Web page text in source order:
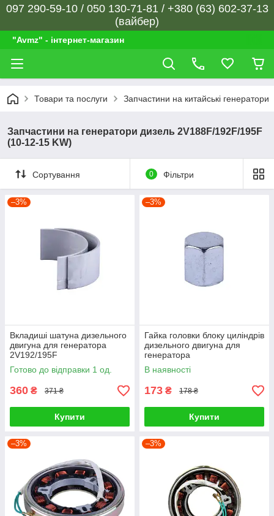
097 290-59-10 / 050 130-71-81 / +380 (63) 602-37-13
(вайбер)
"Avmz" - інтернет-магазин
Товари та послуги Запчастини на китайські генератори
Запчастини на генератори дизель 2V188F/192F/195F
(10-12-15 KW)
Сортування 0 Фільтри
–3%
Вкладиші шатуна дизельного
двигуна для генератора
2V192/195F
Готово до відправки 1 од.
360 ₴ 371 ₴
Купити
–3%
Гайка головки блоку циліндрів
дизельного двигуна для
генератора
2V188F/2V192F/195F
В наявності
173 ₴ 178 ₴
Купити
–3% –3%